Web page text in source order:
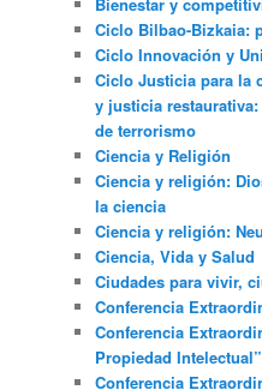
Ciclo Bilbao-Bizkaia:
Ciclo Innovación y
Ciclo Justicia para la
y justicia
de terrorismo
Ciencia y Religión
Ciencia y religión:
la ciencia
Ciencia y religión:
Ciencia, Vida y Salud
Ciudades para vivir,
Conferencia
Conferencia
Propiedad Intelectual”
Conferencia